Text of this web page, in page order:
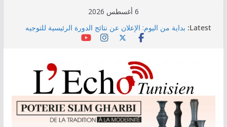
6 أغسطس 2026
Latest: بداية من اليوم: الإعلان عن نتائج الدورة الرئيسية للتوجيه
الجامعي عبر الإرساليات القصيرة
رئيس الجمهورية يُشــدد على أن حقّ الدّولة في استرجاع
أموال الشّعب التونسي لن يسقط بالتّقادم
خلال شهر جويلية 2026
خبير في التربية السيبرانية يحذّر من مخاطر توجيه الذكاء
الاصطناعي التوليدي لتفاعلات المستخدمين